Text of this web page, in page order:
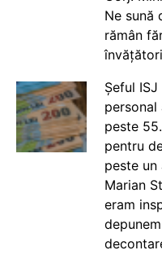
Ne sună
rămân
Șeful
personal
peste
pentru
peste un
Marian
eram